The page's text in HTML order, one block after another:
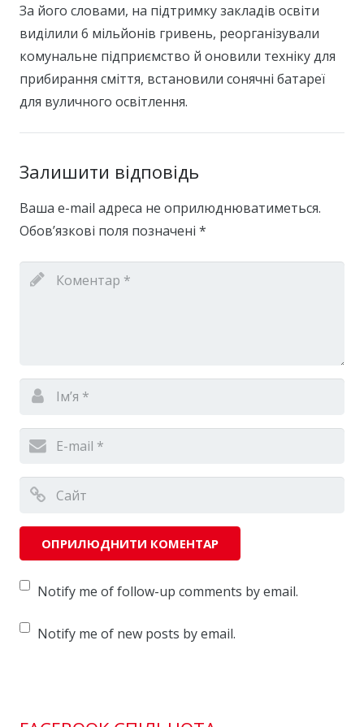
За його словами, на підтримку закладів освіти
виділили 6 мільйонів гривень, реорганізували
комунальне підприємство й оновили техніку для
прибирання сміття, встановили сонячні батареї
для вуличного освітлення.
Залишити відповідь
Ваша e-mail адреса не оприлюднюватиметься.
Обов’язкові поля позначені *
Notify me of follow-up comments by email.
Notify me of new posts by email.